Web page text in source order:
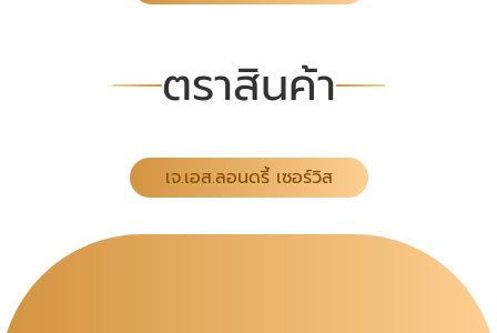
ตราสินค้า
เจ.เอส.ลอนดรี้ เซอร์วิส